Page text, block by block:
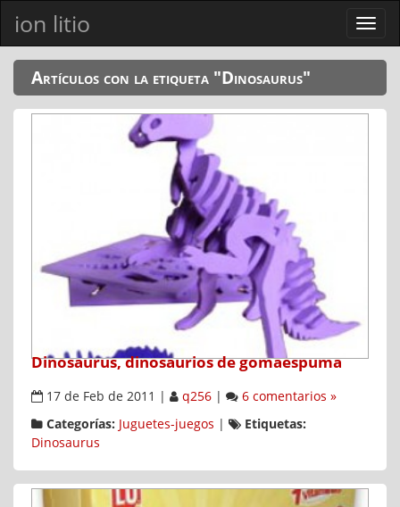
ion litio
Ver
menú
Artículos con la etiqueta "Dinosaurus"
Dinosaurus, dinosaurios de gomaespuma
17 de Feb de 2011 q256
6 comentarios »
Categorías: Juguetes-juegos
Etiquetas:
Dinosaurus